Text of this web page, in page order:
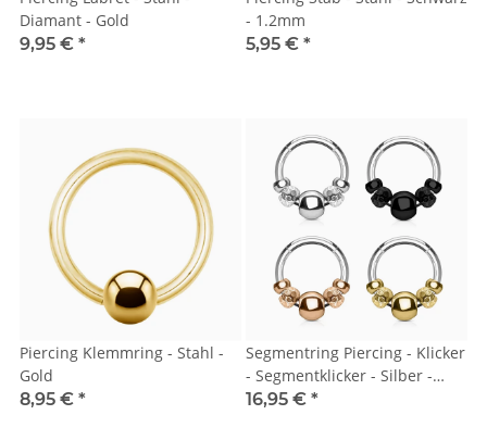
Diamant - Gold
9,95 € *
- 1.2mm
5,95 € *
Piercing Klemmring - Stahl -
Gold
8,95 € *
Segmentring Piercing - Klicker
- Segmentklicker - Silber -
Kugeln
16,95 € *